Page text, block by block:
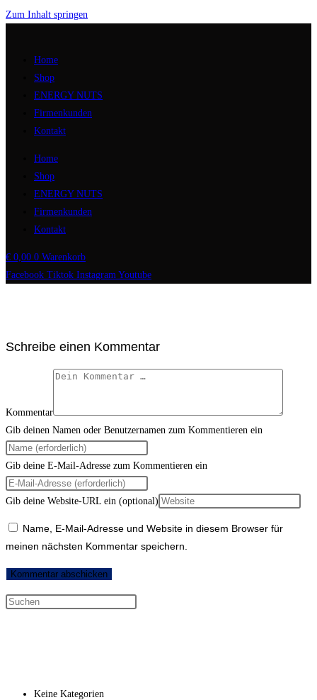
Zum Inhalt springen
Home
Shop
ENERGY NUTS
Firmenkunden
Kontakt
Home
Shop
ENERGY NUTS
Firmenkunden
Kontakt
€ 0,00 0 Warenkorb
Facebook Tiktok Instagram Youtube
Schreibe einen Kommentar
Kommentar
Gib deinen Namen oder Benutzernamen zum Kommentieren ein
Gib deine E-Mail-Adresse zum Kommentieren ein
Gib deine Website-URL ein (optional)
Name, E-Mail-Adresse und Website in diesem Browser für
meinen nächsten Kommentar speichern.
Keine Kategorien